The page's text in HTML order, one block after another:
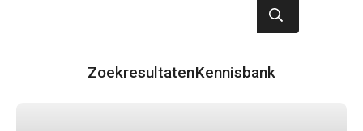
ZoekresultatenKennisbank